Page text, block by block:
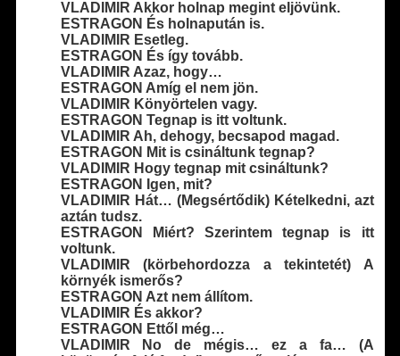
VLADIMIR Akkor holnap megint eljövünk.
ESTRAGON És holnapután is.
VLADIMIR Esetleg.
ESTRAGON És így tovább.
VLADIMIR Azaz, hogy…
ESTRAGON Amíg el nem jön.
VLADIMIR Könyörtelen vagy.
ESTRAGON Tegnap is itt voltunk.
VLADIMIR Ah, dehogy, becsapod magad.
ESTRAGON Mit is csináltunk tegnap?
VLADIMIR Hogy tegnap mit csináltunk?
ESTRAGON Igen, mit?
VLADIMIR Hát… (Megsértődik) Kételkedni, azt
aztán tudsz.
ESTRAGON Miért? Szerintem tegnap is itt
voltunk.
VLADIMIR (körbehordozza a tekintetét) A
környék ismerős?
ESTRAGON Azt nem állítom.
VLADIMIR És akkor?
ESTRAGON Ettől még…
VLADIMIR No de mégis… ez a fa… (A